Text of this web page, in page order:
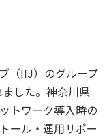
（IIJ）のグループ
した。神奈川県
トワーク導入時の
ール・運用サポー